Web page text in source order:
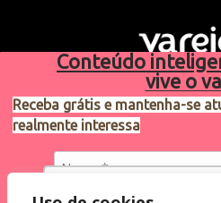
Conteúdo
vive o
Receba grátis e mantenha-se
realmente interessa
Utilizamos cookies para
Sugestões